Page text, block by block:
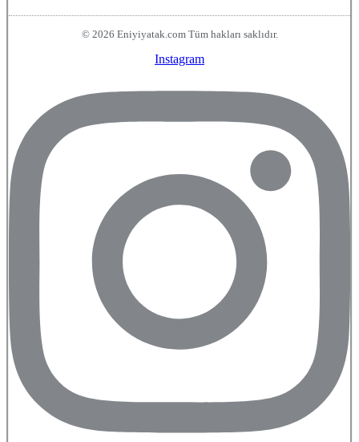
© 2026 Eniyiyatak.com Tüm hakları saklıdır.
Instagram